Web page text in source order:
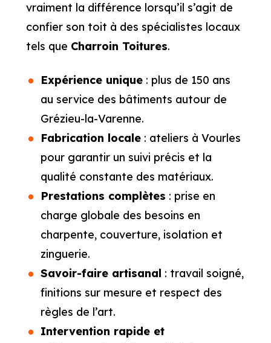
vraiment la différence lorsqu’il s’agit de
confier son toit à des spécialistes locaux
tels que Charroin Toitures.
Expérience unique: plus de 150 ans
au service des bâtiments autour de
Grézieu-la-Varenne.
Fabrication locale: ateliers à Vourles
pour garantir un suivi précis et la
qualité constante des matériaux.
Prestations complètes : prise en
charge globale des besoins en
charpente, couverture, isolation et
zinguerie.
Savoir-faire artisanal : travail soigné,
finitions sur mesure et respect des
règles de l’art.
Intervention rapide et